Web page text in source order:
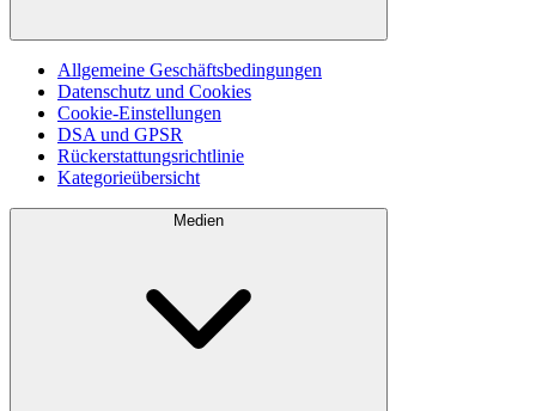
Allgemeine Geschäftsbedingungen
Datenschutz und Cookies
Cookie-Einstellungen
DSA und GPSR
Rückerstattungsrichtlinie
Kategorieübersicht
Medien